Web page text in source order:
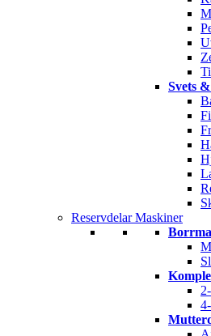
Svets
Reservdelar Maskiner